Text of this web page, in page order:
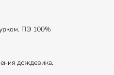
ПЭ 100%
дождевика.